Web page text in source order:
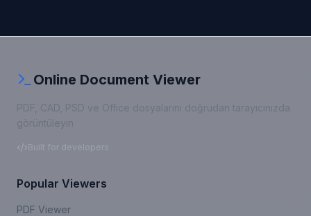
Online Document Viewer
PDF, CAD, PSD ve Office dosyalarını doğrudan tarayıcınızda
görüntüleyin
Built for developers
Popular Viewers
PDF Viewer